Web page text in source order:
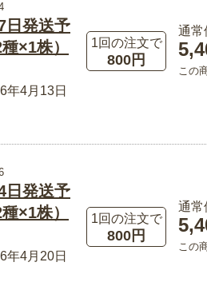
日発送予
×1株）
年4月13日
1回の注文で
800円
通常
この
日発送予
×1株）
年4月20日
1回の注文で
800円
通常
この